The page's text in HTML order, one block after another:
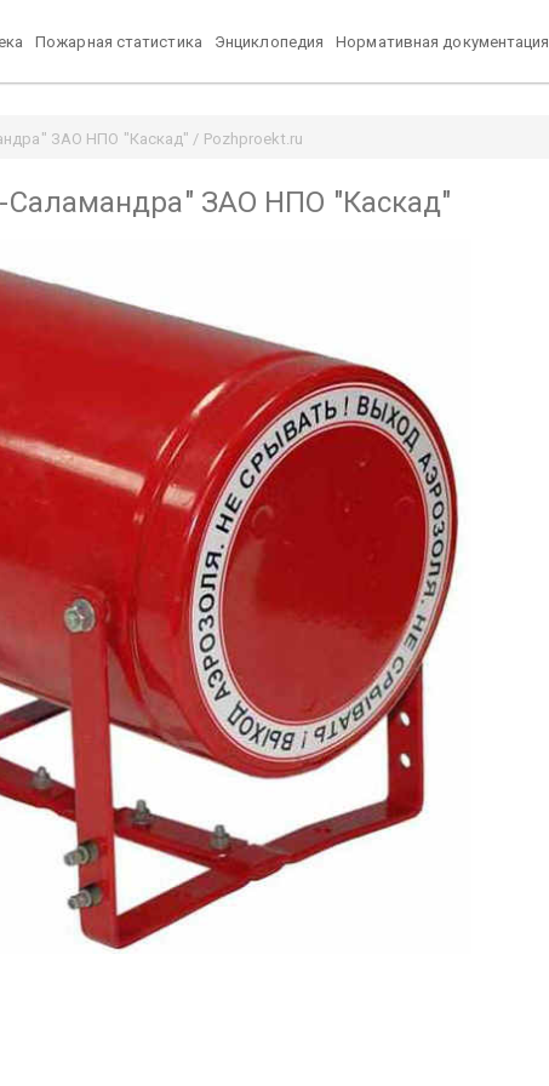
Пожарная статистика Энциклопедия Нормативная документация
ЗАО НПО "Каскад" / Pozhproekt.ru
ЗАО НПО "Каскад"